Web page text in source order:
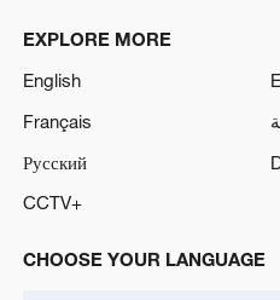
EXPLORE MORE
English
Français
Русский
CCTV+
CHOOSE YOUR LANGUAGE